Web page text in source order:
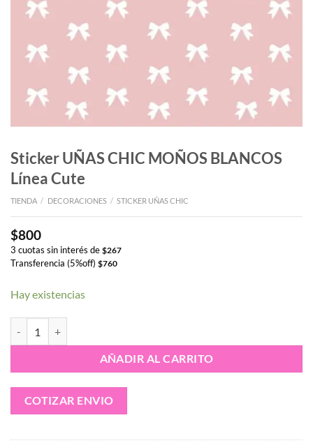
Sticker UÑAS CHIC MOÑOS BLANCOS
Línea Cute
TIENDA / DECORACIONES / STICKER UÑAS CHIC
$800
3 cuotas sin interés de $267
Transferencia (5%off) $760
Hay existencias
AÑADIR AL CARRITO
COTIZAR ENVIO